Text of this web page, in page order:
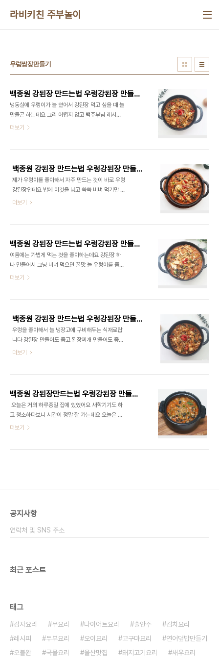
라비키친 주부놀이
우렁쌈장만들기
백종원 강된장 만드는법 우렁강된장 만들기 우렁쌈장만들기 두부강된장 만드는법 우렁이요리
냉동실에 우렁이가 늘 있어서 강된장 먹고 싶을 때 늘
만들곤 하는데요 그리 어렵지 않고 백주부님 레시피
로 하면 쉽게 만들 수 있어요 ​ 우렁이요리 강된장 만
양파 1/2개, 청양고추 1개, 홍고추1개, 두부1/2모 고
추장, 된장, 설탕, 물, 식용유, 통깨 ​ 들어가는 재료는
간단해요 청양고추, 양파, 대파가 들어가는데요 여기
에 저는 홍고추와 두부만 살짝 추가했어요 우렁도 같
이 넣어요 여기에 우렁 대신 참치를 넣으면 참치쌈장
것을 사용해서 물에만 살짝 씻어서 준비했어요 그다
더보기
백종원 강된장 만드는법 우렁강된장 만들기 우렁쌈장만들기 두부강된장 만드는법 우렁이요리
제가 우렁이를 좋아해서 자주 만드는 것이 바로 우렁
강된장인데요 밥에 이것을 넣고 쓱쓱 비벼 먹기만 해
도 꿀맛이랄까요? ​ 별것 들어가지 않아도 맛있는 마
고추장, 된장, 설탕, 물, 식용유, 통깨 ​ 요즘에는 자숙
우렁을 냉동 제품도 팔아서 냉동실에 늘 구비해 놓는
답니다 ​ 우렁쌈장 만들기 재료는 대략 집에 거의 있는
재료랍니다 백종원 강된장만드는법 레시피로 만들어
보았어요 우렁은 자숙우렁이라 한번 씻어서 준비하
안 들어가요 대파랑 고추, 청양고추 이렇게 들어가는
더보기
백종원 강된장 만드는법 우렁강된장 만들기 우렁쌈장만들기 두부강된장 만드는법 우렁이요리
여름에는 가볍게 먹는 것을 좋아하는데요 강된장 하
나 만들어서 그냥 비벼 먹으면 꿀맛 늘 우렁이를 좋아
해서 우렁 넣은 우렁간된장 만들기 해서 먹고 있는데
것 같아요 ■재료■ 우렁 150g, 대파 1/2대, 양파
1/2개, 청양고추 1개, 홍고추1개, 두부1/2모 고추장,
된장, 설탕, 물, 식용유, 통깨 ​ 우렁쌈장만들기 재료는
간단하죠? 원래 기본 백종원 강된장 레시피에 우렁을
첨가한건데요 우렁 대신 참치를 넣으면 참치쌈장이
어요. 우렁은 손질된 자숙우렁을 사용해서 준비하니
더보기
백종원 강된장 만드는법 우렁강된장 만들기 우렁쌈장만들기 두부강된장 만드는법 우렁이요리
우렁을 좋아해서 늘 냉장고에 구비해두는 식재료랍
니다 강된장 만들어도 좋고 된장찌개 만들어도 좋은
데 오늘은 우렁요리 강된장만드는법 만들어보았어요
서 먹으면 꿀맛~여름이라 간단한 요리만 하게 되는
데 요것도 간편하고 좋네요 ■재료■ 우렁 150g, 대
파 1/2대, 양파 1/2개, 청양고추 1개, 홍고추1개, 두
부1/2모 고추장, 된장, 설탕, 물, 식용유, 통깨 ​ 우렁
강된장 만들기 육수를 사용하지 않고 바로 만들거에
넣으니 잘 어울렸어요 야채는 간단하게 대파 1대 청
더보기
백종원 강된장만드는법 우렁강된장 만들기 우렁쌈장만들기 우렁이요리
​ 오늘은 거의 하루종일 집에 있었어요 새학기기도 하
고 청소하다보니 시간이 정말 잘 가는데요 오늘은 초
간단 우렁쌈장만들기 알려드릴까 해요 ​ 요건 백종원
된답니다. 여기서 우렁을 넣지 않으면 그냥 쌈장 만들
넣어주면 좋아요 ​ ..
더보기
공지사항
연락처 및 SNS 주소
최근 포스트
태그
감자요리 무요리 다이어트요리 술안주
김치요리
레시피
두부요리 오이요리 고구마요리
연어덮밥만들기
오블완
국물요리 울산맛집 돼지고기요리 새우요리